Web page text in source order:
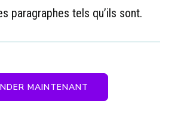
paragraphes tels qu’ils sont.
MAINTENANT